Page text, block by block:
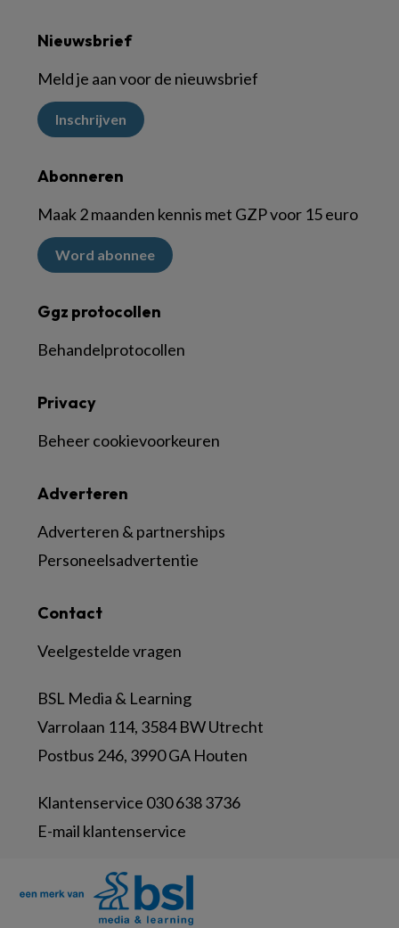
Nieuwsbrief
Meld je aan voor de nieuwsbrief
Inschrijven
Abonneren
Maak 2 maanden kennis met GZP voor 15 euro
Word abonnee
Ggz protocollen
Behandelprotocollen
Contact
Veelgestelde vragen
BSL Media & Learning
Varrolaan 114, 3584 BW Utrecht
Postbus 246, 3990 GA Houten
Klantenservice 030 638 3736
E-mail klantenservice
Adverteren
Adverteren & partnerships
Personeelsadvertentie
Privacy
Beheer cookievoorkeuren